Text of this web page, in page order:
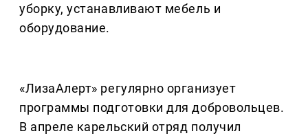
уборку, устанавливают мебель и
оборудование.
«ЛизаАлерт» регулярно организует
программы подготовки для добровольцев.
В апреле карельский отряд получил